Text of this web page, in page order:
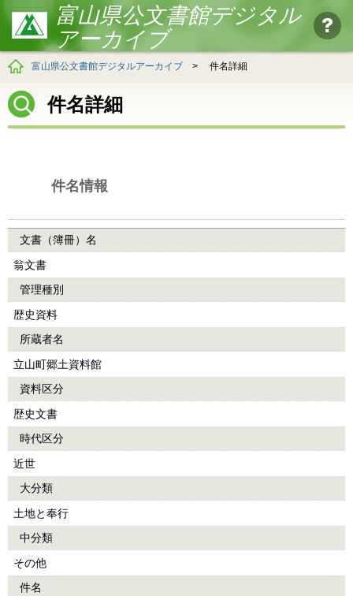
富山県公文書館デジタル
アーカイブ
富山県公文書館デジタルアーカイブ > 件名詳細
件名詳細
件名情報
文書（簿冊）名
翁文書
管理種別
歴史資料
所蔵者名
立山町郷土資料館
資料区分
歴史文書
時代区分
近世
大分類
土地と奉行
中分類
その他
件名